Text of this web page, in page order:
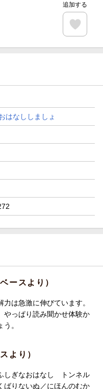
散で300円OFFクーポン
組貸切公演ペアチケット
追加する
はなししましょ
ースより）
は急激に伸びています。
やっぱり読み聞かせ体験か
。
より）
しぎなおはなし トンネル
りないぬ／にほんのむか